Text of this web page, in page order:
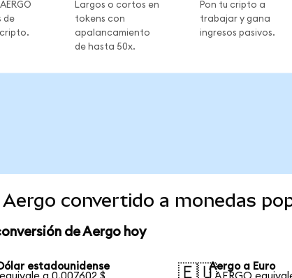
de
Largos o cortos en
tokens con
apalancamiento
de hasta 50x.
Pon tu cripto a
trabajar y gana
ingresos pasivos.
convertido a monedas
de Aergo hoy
estadounidense
🇪🇺Aergo a Euro